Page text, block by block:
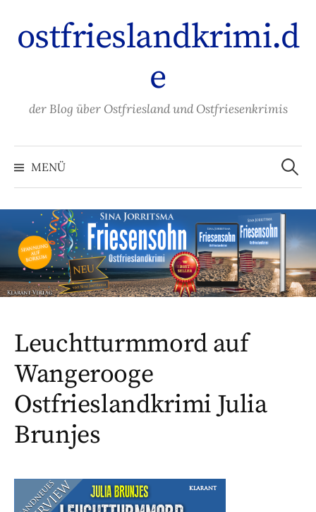
Inhalt
überspringen
ostfrieslandkrimi.d
e
der Blog über Ostfriesland und Ostfriesenkrimis
MENÜ
Suchen
nach:
Leuchtturmmord auf
Wangerooge
Ostfrieslandkrimi Julia
Brunjes